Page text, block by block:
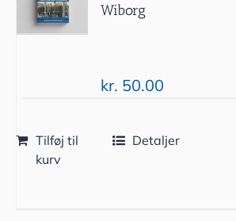
Wiborg
kr. 50.00
Tilføj til
kurv
Detaljer